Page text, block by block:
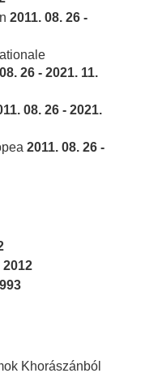
2011. 08. 26 -
26 - 2021. 11.
08. 26 - 2021.
2011. 08. 26 -
2012
Khorászánból